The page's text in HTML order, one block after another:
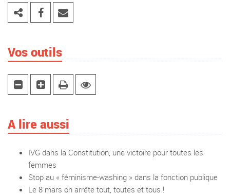
Vos outils
A lire aussi
IVG dans la Constitution, une victoire pour toutes les
femmes
Stop au « féminisme-washing » dans la fonction publique
Le 8 mars on arrête tout, toutes et tous !